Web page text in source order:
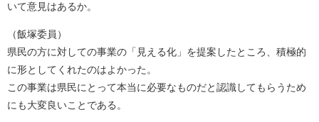
いて意見はあるか。
（飯塚委員）
県民の方に対しての事業の「見える化」を提案したところ、積極的
に形としてくれたのはよかった。
この事業は県民にとって本当に必要なものだと認識してもらうため
にも大変良いことである。